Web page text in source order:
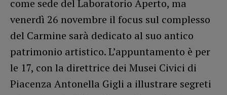
come sede del Laboratorio Aperto, ma
venerdì 26 novembre il focus sul complesso
del Carmine sarà dedicato al suo antico
patrimonio artistico. L’appuntamento è per
le 17, con la direttrice dei Musei Civici di
Piacenza Antonella Gigli a illustrare segreti